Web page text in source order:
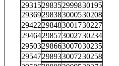
29315298352999830195
29369298383000530208
29422298483001730227
29464298573002730234
29503298663007030235
29547298933007230258